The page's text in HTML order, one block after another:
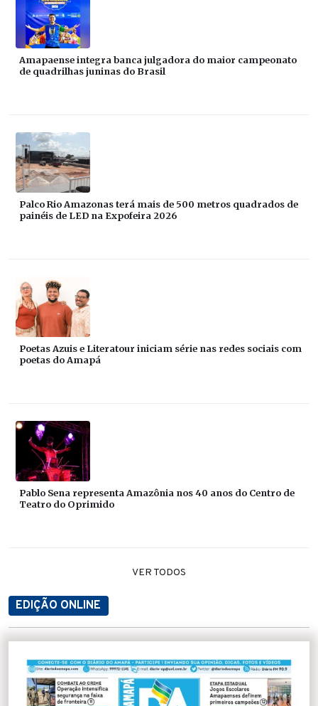
Amapaense integra banca julgadora do maior campeonato
de quadrilhas juninas do Brasil
Palco Rio Amazonas terá mais de 500 metros quadrados de
painéis de LED na Expofeira 2026
Poetas Azuis e Literatour iniciam série nas redes sociais com
poetas do Amapá
Pablo Sena representa Amazônia nos 40 anos do Centro de
Teatro do Oprimido
VER TODOS
EDIÇÃO ONLINE